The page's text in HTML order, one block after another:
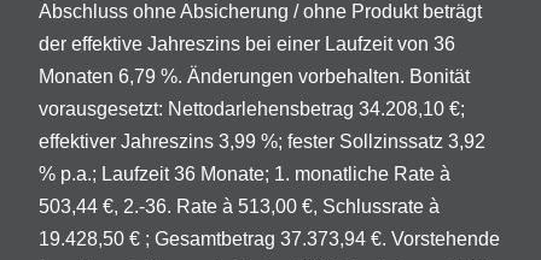
Abschluss ohne Absicherung / ohne Produkt beträgt
der effektive Jahreszins bei einer Laufzeit von 36
Monaten 6,79 %. Änderungen vorbehalten. Bonität
vorausgesetzt: Nettodarlehensbetrag 34.208,10 €;
effektiver Jahreszins 3,99 %; fester Sollzinssatz 3,92
% p.a.; Laufzeit 36 Monate; 1. monatliche Rate à
503,44 €, 2.-36. Rate à 513,00 €, Schlussrate à
19.428,50 € ; Gesamtbetrag 37.373,94 €. Vorstehende